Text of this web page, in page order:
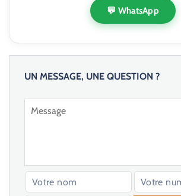
💬 WhatsApp
UN MESSAGE, UNE QUESTION ?